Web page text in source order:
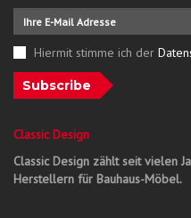
Hiermit stimme ich der
Subscribe
Classic Design
Classic Design zählt seit vielen
Herstellern für Bauhaus-Möbel.